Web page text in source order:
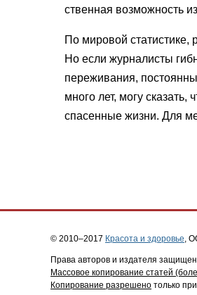
ственная возможность
По мировой статистике,
Но если жур­налисты
переживания,
много лет, могу
спасенные жиз­ни. Для
© 2010–2017 Красота и здоровье ,
Права авторов и издателя
Массовое копирование статей
Копирование разрешено только